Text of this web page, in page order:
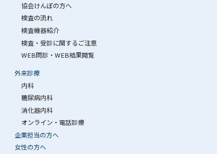
協会けんぽの方へ
検査の流れ
検査機器紹介
検査・受診に関するご注意
WEB問診・WEB結果閲覧
外来診療
内科
糖尿病内科
消化器内科
オンライン・電話診療
企業担当の方へ
女性の方へ